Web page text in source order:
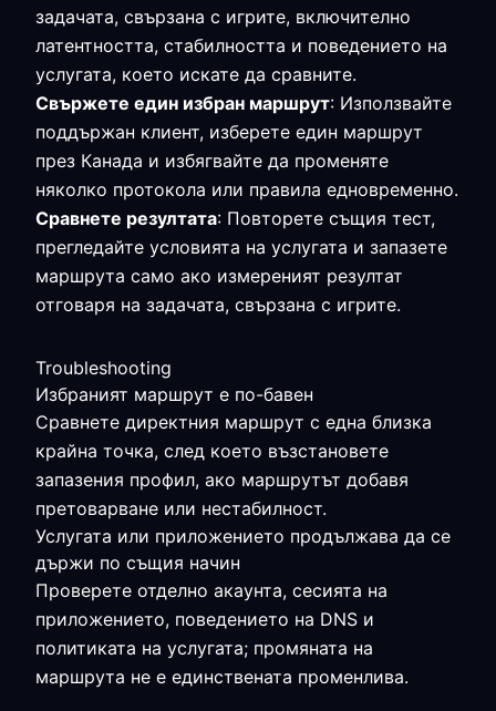
задачата, свързана с игрите, включително
латентността, стабилността и поведението на
услугата, което искате да сравните.
Свържете един избран маршрут: Използвайте
поддържан клиент, изберете един маршрут
през Канада и избягвайте да променяте
няколко протокола или правила едновременно.
Сравнете резултата: Повторете същия тест,
прегледайте условията на услугата и запазете
маршрута само ако измереният резултат
отговаря на задачата, свързана с игрите.
Troubleshooting
Избраният маршрут е по-бавен
Сравнете директния маршрут с една близка
крайна точка, след което възстановете
запазения профил, ако маршрутът добавя
претоварване или нестабилност.
Услугата или приложението продължава да се
държи по същия начин
Проверете отделно акаунта, сесията на
приложението, поведението на DNS и
политиката на услугата; промяната на
маршрута не е единствената променлива.